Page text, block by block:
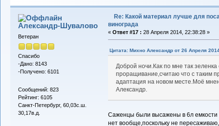
Александр-Шувалово
Ветеран
Спасибо
-Дано: 8143
-Получено: 6101
Сообщений: 823
Рейтинг: 6105
Санкт-Петербург, 60,03с.ш.
30,17в.д.
Re: Какой материал лучше для
винограда
« Ответ #17 : 28 Апреля 2014, 22:38:28 »
Цитата: Михно Александр от 26 Апреля
Доброй ночи.Как по мне так
проращивание,считаю что с таким
адаптация на новом месте.Моё
Александр.
Саженцы были высажены в 6л емкости
нет вообще,поскольку не